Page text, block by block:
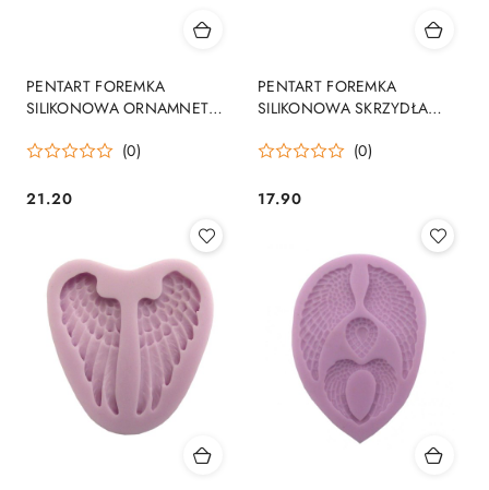
PENTART FOREMKA
SILIKONOWA ORNAMNET
(0)
Cena:
21.20
PENTART FOREMKA
SILIKONOWA SKRZYDŁA
(0)
Cena:
17.90